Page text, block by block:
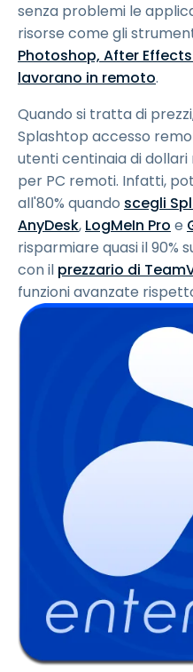
senza problemi le
risorse come gli
Photoshop, After
lavorano in remoto.
Quando si tratta di
Splashtop accesso
utenti centinaia di
per PC remoti. Infatti,
all'80% quando scegli
AnyDesk, LogMeIn Pro e
risparmiare quasi il 90%
con il prezzario di
funzioni avanzate